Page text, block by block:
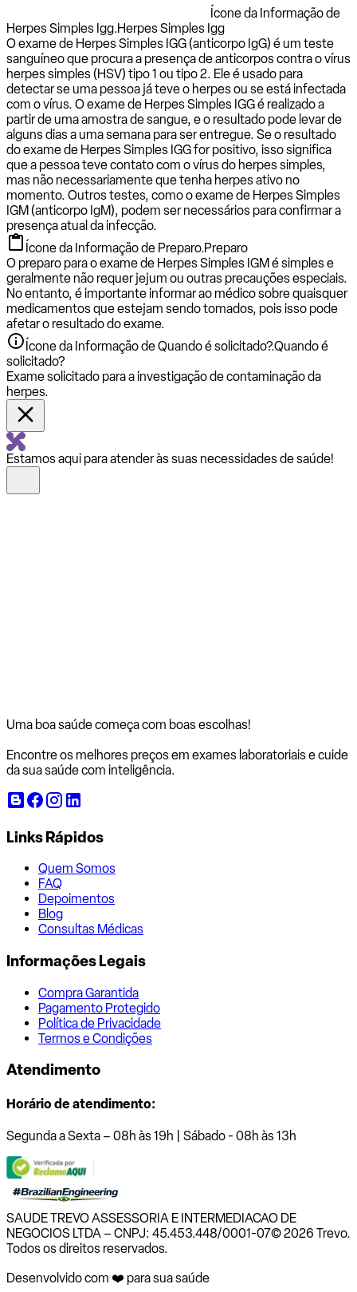
Ícone da Informação de
Herpes Simples Igg.Herpes Simples Igg
O exame de Herpes Simples IGG (anticorpo IgG) é um teste
sanguíneo que procura a presença de anticorpos contra o vírus
herpes simples (HSV) tipo 1 ou tipo 2. Ele é usado para
detectar se uma pessoa já teve o herpes ou se está infectada
com o vírus. O exame de Herpes Simples IGG é realizado a
partir de uma amostra de sangue, e o resultado pode levar de
alguns dias a uma semana para ser entregue. Se o resultado
do exame de Herpes Simples IGG for positivo, isso significa
que a pessoa teve contato com o vírus do herpes simples,
mas não necessariamente que tenha herpes ativo no
momento. Outros testes, como o exame de Herpes Simples
IGM (anticorpo IgM), podem ser necessários para confirmar a
presença atual da infecção.
Ícone da Informação de Preparo.Preparo
O preparo para o exame de Herpes Simples IGM é simples e
geralmente não requer jejum ou outras precauções especiais.
No entanto, é importante informar ao médico sobre quaisquer
medicamentos que estejam sendo tomados, pois isso pode
afetar o resultado do exame.
Ícone da Informação de Quando é solicitado?.Quando é
solicitado?
Exame solicitado para a investigação de contaminação da
herpes.
Estamos aqui para atender às suas necessidades de saúde!
Uma boa saúde começa com boas escolhas!
Encontre os melhores preços em exames laboratoriais e cuide
da sua saúde com inteligência.
Links Rápidos
Quem Somos
FAQ
Depoimentos
Blog
Consultas Médicas
Informações Legais
Compra Garantida
Pagamento Protegido
Política de Privacidade
Termos e Condições
Atendimento
Horário de atendimento:
Segunda a Sexta – 08h às 19h | Sábado - 08h às 13h
SAUDE TREVO ASSESSORIA E INTERMEDIACAO DE
NEGOCIOS LTDA – CNPJ: 45.453.448/0001-07© 2026 Trevo.
Todos os direitos reservados.
Desenvolvido com ❤️ para sua saúde